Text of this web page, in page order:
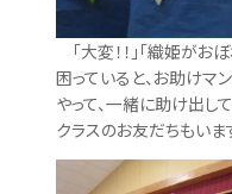
「大変！！」「織姫がお
困っていると、お助けマ
やって、一緒に助け出し
クラスのお友だちもいます